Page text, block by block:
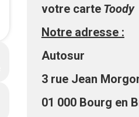
votre carteToody
Notre adresse :
Autosur
3 rue Jean
01 000 Bourg en